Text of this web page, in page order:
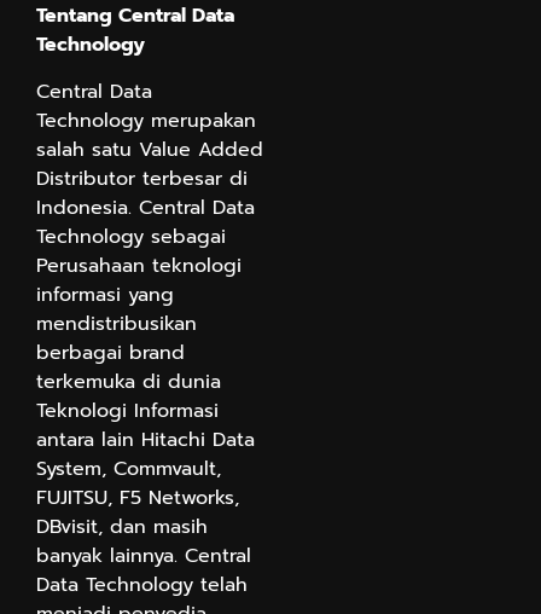
Tentang Central Data
Technology
Central Data
Technology merupakan
salah satu Value Added
Distributor terbesar di
Indonesia. Central Data
Technology sebagai
Perusahaan teknologi
informasi yang
mendistribusikan
berbagai brand
terkemuka di dunia
Teknologi Informasi
antara lain Hitachi Data
System, Commvault,
FUJITSU, F5 Networks,
DBvisit, dan masih
banyak lainnya. Central
Data Technology telah